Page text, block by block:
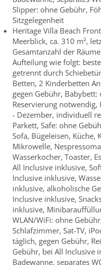
Slipper: ohne Gebühr,
Sitzgelegenheit
Heritage Villa Beach
Meerblick, ca. 310 m²,
Gesamtanzahl der
Aufteilung wie folgt:
getrennt durch
Betten, 2 Kinderbetten
gegen Gebühr,
Reservierung notwendig,
- Dezember, individuell
Parkett, Safe: ohne
Sofa, Bügeleisen, Küche,
Mikrowelle,
Wasserkocher, Toaster,
All Inclusive inklusive,
Inclusive inklusive,
inklusive, alkoholische
Inclusive inklusive,
inklusive,
WLAN/WiFi: ohne
Schlafzimmer, Sat-TV,
täglich, gegen Gebühr,
Gebühr, bei All Inclusive
Badewanne, separates